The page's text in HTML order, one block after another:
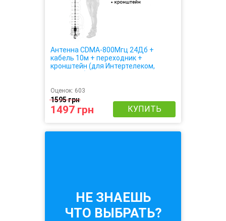
Антенна CDMA-800Мгц 24Дб +
кабель 10м + переходник +
кронштейн (для Интертелеком,
PeopleNet)
Оценок: 603
1595 грн
1497 грн КУПИТЬ
НЕ ЗНАЕШЬ
ЧТО ВЫБРАТЬ?